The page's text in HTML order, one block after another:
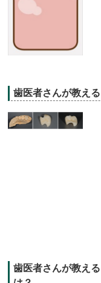
歯医者さんが教え
歯医者さんが教え